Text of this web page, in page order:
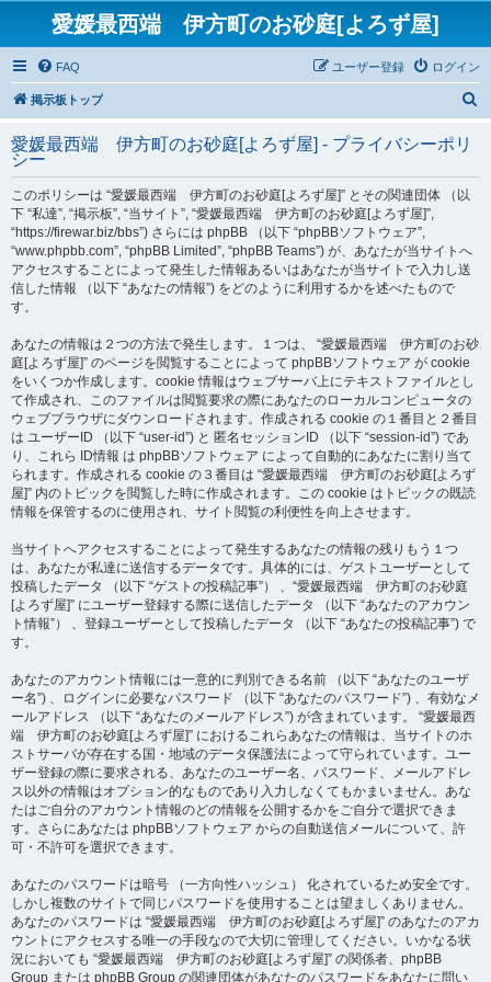
愛媛最西端 伊方町のお砂庭[よろず屋]
FAQ ログイン
ユーザー登録
掲示板トップ
愛媛最西端 伊方町のお砂庭[よろず屋] - プライバシーポリ
シー
このポリシーは “愛媛最西端 伊方町のお砂庭[よろず屋]” とその関連団体 （以
下 “私達”, “掲示板”, “当サイト”, “愛媛最西端 伊方町のお砂庭[よろず屋]”,
“https://firewar.biz/bbs”) さらには phpBB （以下 “phpBBソフトウェア”,
“www.phpbb.com”, “phpBB Limited”, “phpBB Teams”) が、あなたが当サイトへ
アクセスすることによって発生した情報あるいはあなたが当サイトで入力し送
信した情報 （以下 “あなたの情報”) をどのように利用するかを述べたもので
す。
あなたの情報は２つの方法で発生します。１つは、 “愛媛最西端 伊方町のお砂
庭[よろず屋]” のページを閲覧することによって phpBBソフトウェア が cookie
をいくつか作成します。cookie 情報はウェブサーバ上にテキストファイルとし
て作成され、このファイルは閲覧要求の際にあなたのローカルコンピュータの
ウェブブラウザにダウンロードされます。作成される cookie の１番目と２番目
は ユーザーID （以下 “user-id”) と 匿名セッションID （以下 “session-id”) であ
り、これら ID情報 は phpBBソフトウェア によって自動的にあなたに割り当て
られます。作成される cookie の３番目は “愛媛最西端 伊方町のお砂庭[よろず
屋]” 内のトピックを閲覧した時に作成されます。この cookie はトピックの既読
情報を保管するのに使用され、サイト閲覧の利便性を向上させます。
当サイトへアクセスすることによって発生するあなたの情報の残りもう１つ
は、あなたが私達に送信するデータです。具体的には、ゲストユーザーとして
投稿したデータ （以下 “ゲストの投稿記事”） 、“愛媛最西端 伊方町のお砂庭
[よろず屋]” にユーザー登録する際に送信したデータ （以下 “あなたのアカウン
ト情報”） 、登録ユーザーとして投稿したデータ （以下 “あなたの投稿記事”) で
す。
あなたのアカウント情報には一意的に判別できる名前 （以下 “あなたのユーザ
ー名”) 、ログインに必要なパスワード （以下 “あなたのパスワード”) 、有効なメ
ールアドレス （以下 “あなたのメールアドレス”) が含まれています。 “愛媛最西
端 伊方町のお砂庭[よろず屋]” におけるこれらあなたの情報は、当サイトのホ
ストサーバが存在する国・地域のデータ保護法によって守られています。ユー
ザー登録の際に要求される、あなたのユーザー名、パスワード、メールアドレ
ス以外の情報はオプション的なものであり入力しなくてもかまいません。あな
たはご自分のアカウント情報のどの情報を公開するかをご自分で選択できま
す。さらにあなたは phpBBソフトウェア からの自動送信メールについて、許
可・不許可を選択できます。
あなたのパスワードは暗号 （一方向性ハッシュ） 化されているため安全です。
しかし複数のサイトで同じパスワードを使用することは望ましくありません。
あなたのパスワードは “愛媛最西端 伊方町のお砂庭[よろず屋]” のあなたのアカ
ウントにアクセスする唯一の手段なので大切に管理してください。いかなる状
況においても “愛媛最西端 伊方町のお砂庭[よろず屋]” の関係者、phpBB
Group または phpBB Group の関連団体があなたのパスワードをあなたに問い